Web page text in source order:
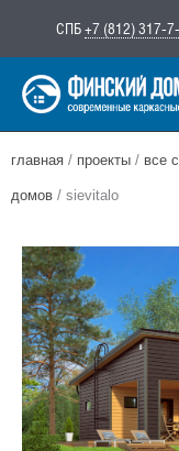
содержимому
СПБ+7 (812) 317-
главная / проекты / все
домов / sievitalo